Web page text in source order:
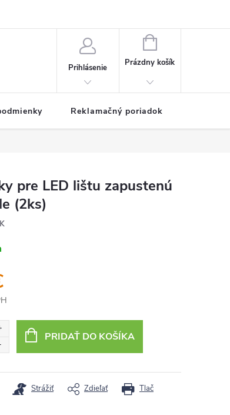
Prihlásenie
NÁKUPNÝ
KOŠÍK
Prázdny košík
Reklamačný poriadok
pre LED lištu zapustenú
(2ks)
PRIDAŤ DO KOŠÍKA
Tlač
Strážiť Zdieľať